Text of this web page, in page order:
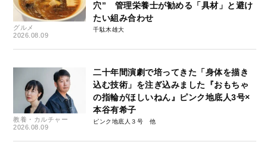
グルメ
2026.08.09
穴” 管理栄養士が勧める「具材」と避け
たい組み合わせ
千駄木雄大
教養・カルチャー
2026.08.09
二十年間演劇で培ってきた「身体を描き
込む技術」を注ぎ込みました『おもちゃ
の指輪がほしいねん』ピンク地底人3号×
本谷有希子
ピンク地底人３号